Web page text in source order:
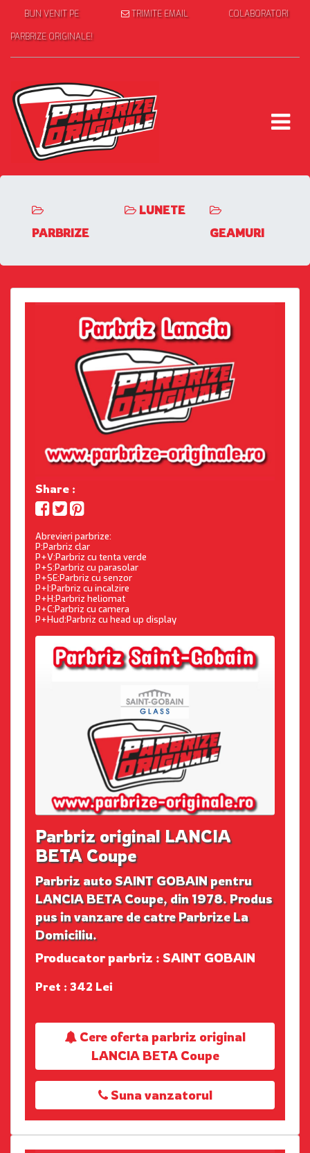
BUN VENIT PE
PARBRIZE ORIGINALE!
TRIMITE EMAIL COLABORATORI
PARBRIZE
LUNETE
GEAMURI
Share :
Abrevieri parbrize:
P:Parbriz clar
P+V:Parbriz cu tenta verde
P+S:Parbriz cu parasolar
P+SE:Parbriz cu senzor
P+I:Parbriz cu incalzire
P+H:Parbriz heliomat
P+C:Parbriz cu camera
P+Hud:Parbriz cu head up display
Parbriz original LANCIA
BETA Coupe
Parbriz auto SAINT GOBAIN pentru
LANCIA BETA Coupe, din 1978. Produs
pus in vanzare de catre Parbrize La
Domiciliu.
Producator parbriz : SAINT GOBAIN
Pret : 342 Lei
Cere oferta parbriz original
LANCIA BETA Coupe
Suna vanzatorul